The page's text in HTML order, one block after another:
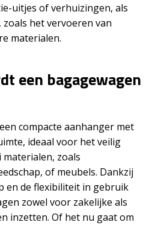
uitjes of verhuizingen, als
het vervoeren van
materialen.
een bagagewagen
compacte aanhanger met
ideaal voor het veilig
zoals
of meubels. Dankzij
en de flexibiliteit in gebruik
zowel voor zakelijke als
inzetten. Of het nu gaat om